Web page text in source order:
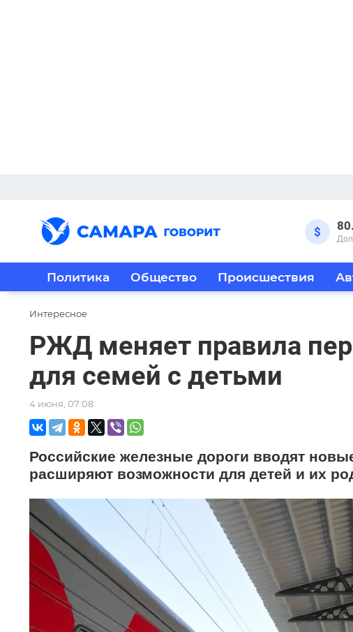
$
Политика Общество Происшествия
Интересное
РЖД меняет правила
для семей с детьми
4 июня, 07:08
Российские железные дороги вводят
расширяют возможности для детей и их